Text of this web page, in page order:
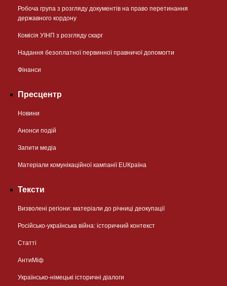
Робоча група з розгляду документів на право перетинання
державного кордону
Комісія УІНП з розгляду скарг
Надання безоплатної первинної правничої допомогти
Фінанси
Пресцентр
Новини
Анонси подій
Запити медіа
Матеріали комунікаційної кампанії EUКраїна
Тексти
Визволені регіони: матеріали до річниці деокупації
Російсько-українська війна: історичний контекст
Статті
АнтиМіф
Українсько-німецькі історичні діалоги